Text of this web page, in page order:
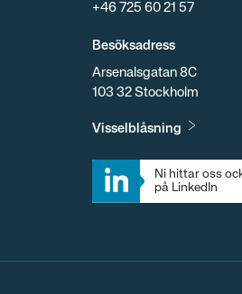
+46 725 60 21 57
Besöksadress
Arsenalsgatan 8C
103 32 Stockholm
Visselblåsning
Ni hittar oss
på LinkedIn